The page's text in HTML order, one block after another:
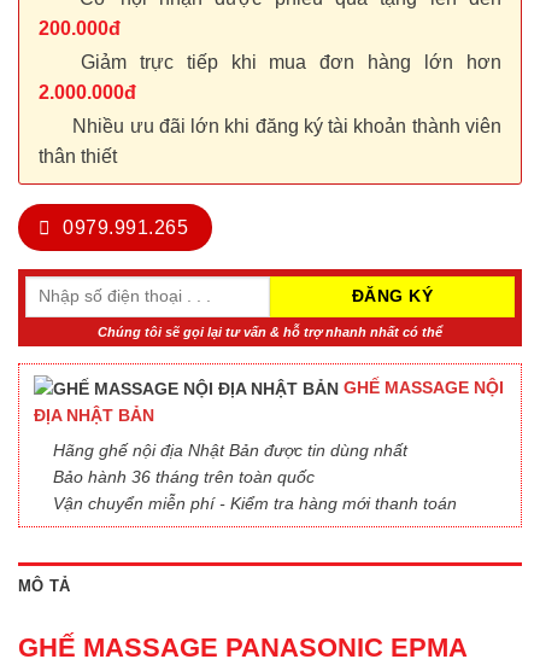
200.000đ
Giảm trực tiếp khi mua đơn hàng lớn hơn
2.000.000đ
Nhiều ưu đãi lớn khi đăng ký tài khoản thành viên
thân thiết
0979.991.265
Chúng tôi sẽ gọi lại tư vấn & hỗ trợ nhanh nhất có thể
GHẾ MASSAGE NỘI
ĐỊA NHẬT BẢN
Hãng ghế nội địa Nhật Bản được tin dùng nhất
Bảo hành 36 tháng trên toàn quốc
Vận chuyển miễn phí - Kiểm tra hàng mới thanh toán
MÔ TẢ
GHẾ MASSAGE PANASONIC EPMA